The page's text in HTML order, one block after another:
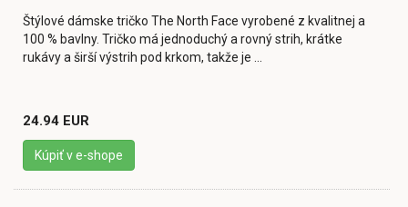
Štýlové dámske tričko The North Face vyrobené z kvalitnej a
100 % bavlny. Tričko má jednoduchý a rovný strih, krátke
rukávy a širší výstrih pod krkom, takže je ...
24.94 EUR
Kúpiť v e-shope